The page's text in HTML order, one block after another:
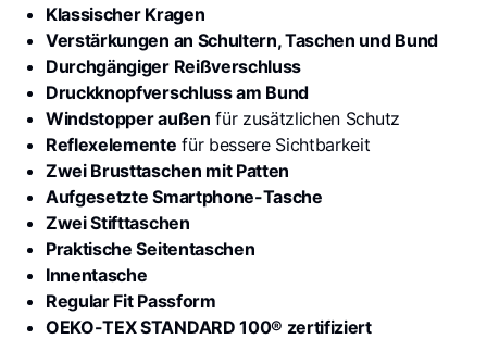
Klassischer Kragen
Verstärkungen an Schultern, Taschen und Bund
Durchgängiger Reißverschluss
Druckknopfverschluss am Bund
Windstopper außen für zusätzlichen Schutz
Reflexelemente für bessere Sichtbarkeit
Zwei Brusttaschen mit Patten
Aufgesetzte Smartphone-Tasche
Zwei Stifttaschen
Praktische Seitentaschen
Innentasche
Regular Fit Passform
OEKO-TEX STANDARD 100® zertifiziert